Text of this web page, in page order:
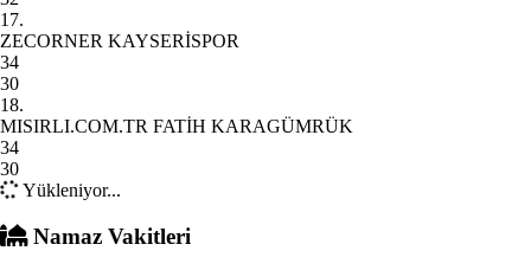
17.
ZECORNER KAYSERİSPOR
34
30
18.
MISIRLI.COM.TR FATİH KARAGÜMRÜK
34
30
Yükleniyor...
Namaz Vakitleri